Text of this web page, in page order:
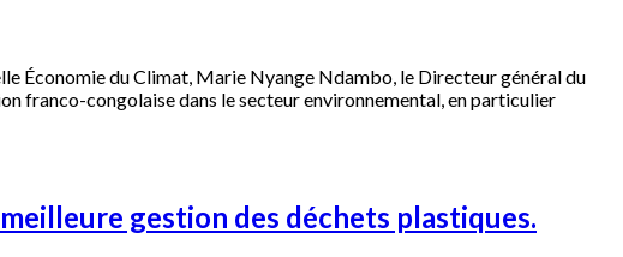
Économie du Climat, Marie Nyange Ndambo, le Directeur général du
franco-congolaise dans le secteur environnemental, en particulier
gestion des déchets plastiques.